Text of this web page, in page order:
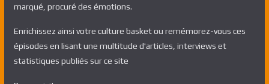
marqué, procuré des émotions.
Enrichissez ainsi votre culture basket ou remémorez-vous ces
épisodes en lisant une multitude d'articles, interviews et
statistiques publiés sur ce site